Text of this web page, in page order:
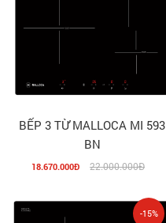
BẾP 3 TỪ MALLOCA MI 593
BN
18.670.000Đ 22.000.000Đ
-15%